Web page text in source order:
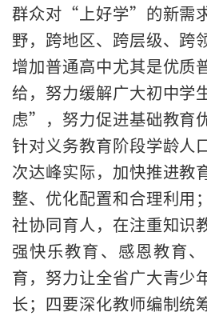
群众对“上好学”的新需
野，跨地区、跨层级、跨
增加普通高中尤其是优质
给，努力缓解广大初中
虑”，努力促进基础教育
针对义务教育阶段学龄人
次达峰实际，加快推进教
整、优化配置和合理利用
社协同育人，在注重知识
强快乐教育、感恩教育
育，努力让全省广大青少
长；四要深化教师编制统